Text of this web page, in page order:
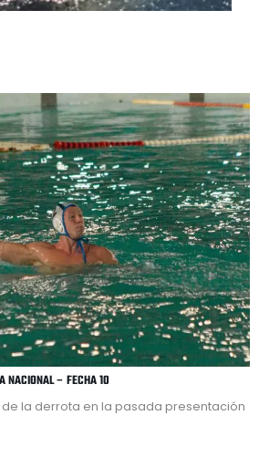
NACIONAL – FECHA 10
la derrota en la pasada presentación